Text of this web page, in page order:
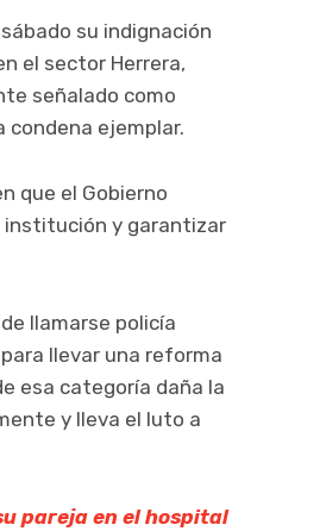
su indignación
el sector Herrera,
señalado como
condena ejemplar.
que el Gobierno
institución y garantizar
llamarse policía
llevar una reforma
esa categoría daña la
y lleva el luto a
pareja en el hospital